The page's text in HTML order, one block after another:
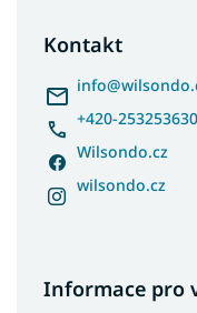
Kontakt
info@
+420-253253630
Wilsondo.cz
wilsondo.cz
Informace pro